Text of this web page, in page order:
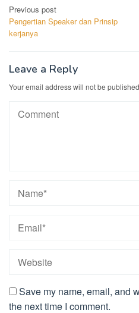
Post
navigation
Previous post
Pengertian Speaker dan Prinsip
kerjanya
Leave a Reply
Your email address will not be
Save my name, email, and
the next time I comment.